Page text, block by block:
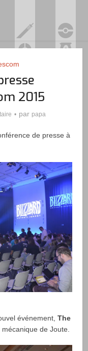
2015
par papa
de presse à
événement,The
de Joute.